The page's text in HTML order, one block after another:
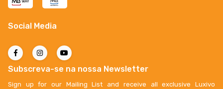
Social Media
Subscreva-se na nossa Newsletter
Sign up for our Mailing List and receive all exclusive Luxivo